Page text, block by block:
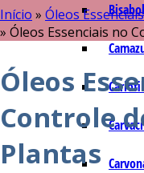
Início » Óleos
» Óleos Essenciais no
Óleos
Controle
Plantas